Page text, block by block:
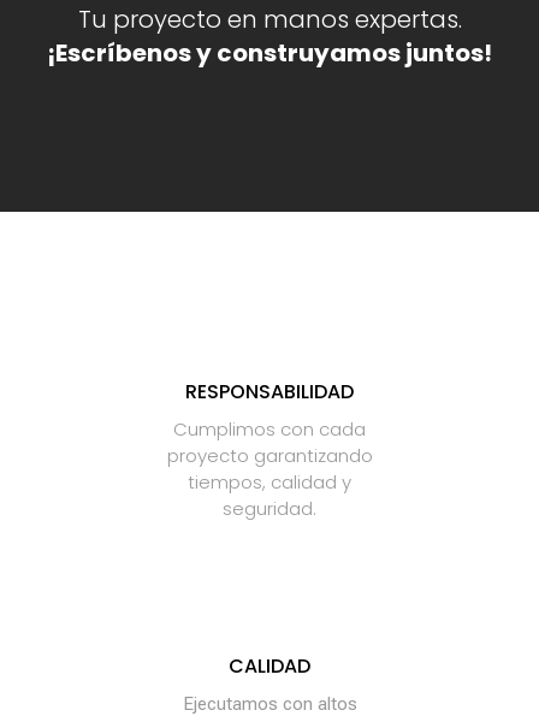
Tu proyecto en manos expertas.
¡Escríbenos y construyamos juntos!
RESPONSABILIDAD
Cumplimos con cada
proyecto garantizando
tiempos, calidad y
seguridad.
CALIDAD
Ejecutamos con altos